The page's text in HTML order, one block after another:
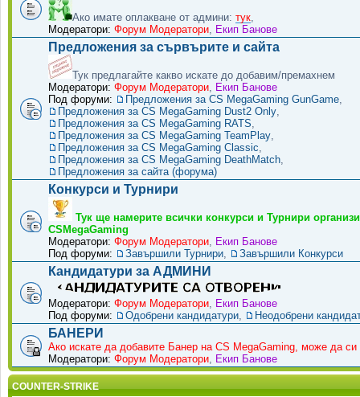
Ако имате оплакване от админи: тук
Модератори: Форум Модератори Екип Банове
Предложения за сървърите и сайта
Тук предлагайте какво искате до добавим/премахнем
Модератори: Форум Модератори Екип Банове
Под форуми:
Предложения за CS MegaGaming GunGame
Предложения за CS MegaGaming Dust2 Only
Предложения за CS MegaGaming RATS
Предложения за CS MegaGaming TeamPlay
Предложения за CS MegaGaming Classic
Предложения за CS MegaGaming DeathMatch
Предложения за сайта (форума)
Конкурси и Турнири
Тук ще намерите всички конкурси и Турнири
CSMegaGaming
Модератори: Форум Модератори Екип Банове
Под форуми:
Завършили Турнири Завършили Конкурси
Кандидатури за АДМИНИ
Модератори: Форум Модератори Екип Банове
Под форуми:
Одобрени кандидатури Неодобрени
БАНЕРИ
Ако искате да добавите Банер на CS MegaGaming, може да си
Модератори: Форум Модератори Екип Банове
COUNTER-STRIKE